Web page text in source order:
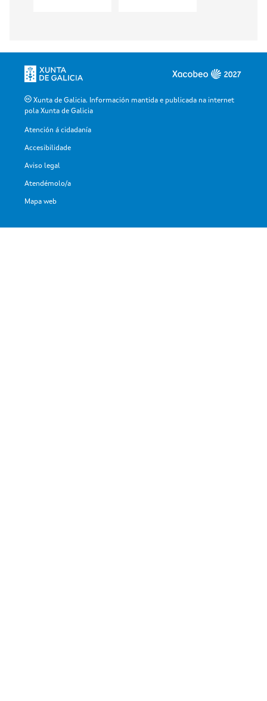
Xunta de Galicia. Información mantida e publicada na internet
pola Xunta de Galicia
Atención á cidadanía
Accesibilidade
Aviso legal
Atendémolo/a
Mapa web